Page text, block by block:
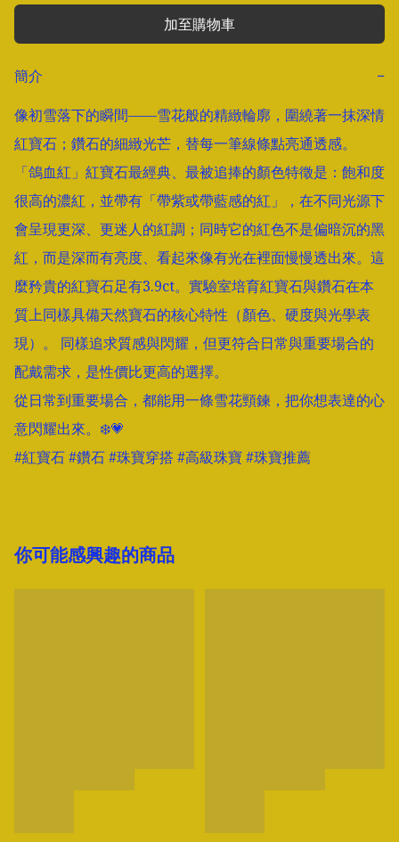
加至購物車
簡介
−
像初雪落下的瞬間——雪花般的精緻輪廓，圍繞著一抹深情
紅寶石；鑽石的細緻光芒，替每一筆線條點亮通透感。
「鴿血紅」紅寶石最經典、最被追捧的顏色特徵是：飽和度
很高的濃紅，並帶有「帶紫或帶藍感的紅」，在不同光源下
會呈現更深、更迷人的紅調；同時它的紅色不是偏暗沉的黑
紅，而是深而有亮度、看起來像有光在裡面慢慢透出來。這
麼矜貴的紅寶石足有3.9ct。實驗室培育紅寶石與鑽石在本
質上同樣具備天然寶石的核心特性（顏色、硬度與光學表
現）。 同樣追求質感與閃耀，但更符合日常與重要場合的
配戴需求，是性價比更高的選擇。
從日常到重要場合，都能用一條雪花頸鍊，把你想表達的心
意閃耀出來。❄️💗
#紅寶石 #鑽石 #珠寶穿搭 #高級珠寶 #珠寶推薦
你可能感興趣的商品